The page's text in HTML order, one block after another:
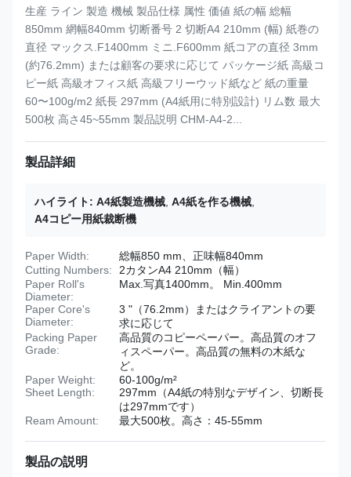
生産 ライン 製造 機械 製品仕様 属性 価値 紙の幅 総幅
850mm 網幅840mm 切断番号 2 切断A4 210mm (幅) 紙巻の
直径 マックス.F1400mm ミニ.F600mm 紙コアの直径 3mm
(約76.2mm) または顧客の要求に応じて パッケージ紙 高級コ
ピー紙 高級オフィス紙 高級フリーウッド紙など 紙の重量
60〜100g/m2 紙長 297mm (A4紙用に特別設計) リム数 最大
500枚 高さ45~55mm 製品説明 CHM-A4-2...
製品詳細
ハイライト: A4紙製造機械 A4紙を作る機械
A4コピー用紙裁断機
Paper Width:
総幅850 mm、正味幅840mm
Cutting Numbers:
2カタンA4 210mm（幅）
Paper Roll's
Diameter:
Max.写真1400mm。 Min.400mm
Paper Core's
Diameter:
3 "（76.2mm）またはクライアントの要
求に応じて
Packing Paper
Grade:
高品質のコピーペーパー。高品質のオフ
ィスペーパー。高品質の無料の木紙な
ど。
Paper Weight:
60-100g/m²
Sheet Length:
297mm（A4紙の特別なデザイン、切断長
は297mmです）
Ream Amount:
最大500枚。高さ：45-55mm
製品の説明